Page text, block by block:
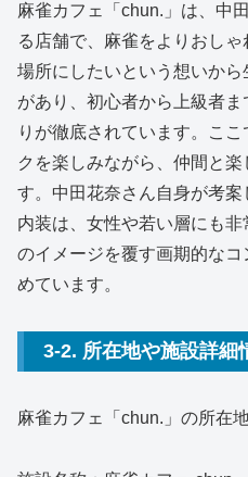
麻雀カフェ「chun.」は、中
る店舗で、麻雀をよりおし
場所にしたいという想いか
があり、初心者から上級者
りが徹底されています。こ
クを楽しみながら、仲間と
す。中田花奈さん自身が考
内装は、女性や若い層にも
のイメージを覆す画期的な
めています。
3-2. 所在地や施設詳細
麻雀カフェ「chun.」の所在